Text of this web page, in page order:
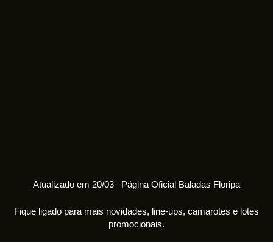
Atualizado em 20/03– Página Oficial Baladas Floripa
Fique ligado para mais novidades, line-ups, camarotes e lotes
promocionais.